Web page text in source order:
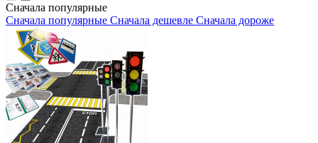
Сначала популярные
Сначала популярные Сначала дешевле Сначала дороже